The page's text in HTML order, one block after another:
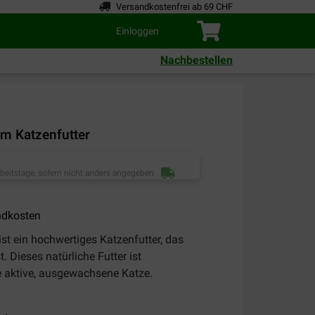
Versandkostenfrei ab 69 CHF
Einloggen
Nachbestellen
Katzenfutter
sofern nicht anders angegeben
ein hochwertiges Katzenfutter, das
Dieses natürliche Futter ist
ausgewachsene Katze.